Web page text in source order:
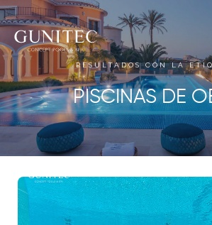
The
Airbnb
Blog –
Belong
Anywhere
RESULTADOS CON LA
PISCINAS DE